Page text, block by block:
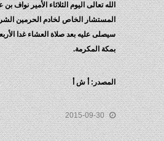
الله تعالى اليوم الثلاثاء الأمير نواف
المستشار الخاص لخادم الحرمين
سيصلى عليه بعد صلاة العشاء غدا
بمكة المكرمة.
المصدر: أ ش أ
2015-09-30